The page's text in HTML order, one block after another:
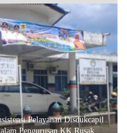
Pelayanan Disdukcapil
Pengurusan KK Rusak